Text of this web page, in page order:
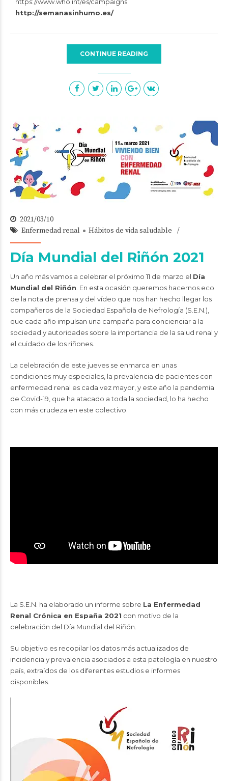
http://semanasinhumo.es/
CONTINUE READING
2021/03/10
Enfermedad renal
Hábitos de vida saludable
Día Mundial del Riñón 2021
Un año más vamos a celebrar el próximo 11 de marzo el Día
Mundial del Riñón . En esta ocasión queremos hacernos eco
de la nota de prensa y del vídeo que nos han hecho llegar los
compañeros de la Sociedad Española de Nefrología (S.E.N.),
que cada año impulsan una campaña para concienciar a la
sociedad y autoridades sobre la importancia de la salud renal y
el cuidado de los riñones.
La celebración de este jueves se enmarca en unas
condiciones muy especiales, la prevalencia de pacientes con
enfermedad renal es cada vez mayor, y este año la pandemia
de Covid-19, que ha atacado a toda la sociedad, lo ha hecho
con más crudeza en este colectivo.
La S.E.N. ha elaborado un informe sobre La Enfermedad
Renal Crónica en España 2021 con motivo de la
celebración del Día Mundial del Riñón.
Su objetivo es recopilar los datos más actualizados de
incidencia y prevalencia asociados a esta patología en nuestro
país, extraídos de los diferentes estudios e informes
disponibles.